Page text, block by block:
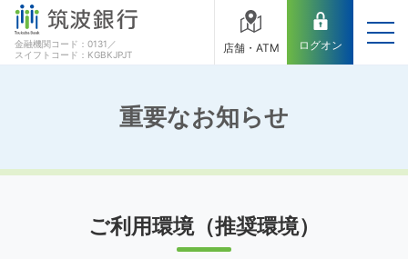
金融機関コード：0131／
スイフトコード：KGBKJPJT
店舗・ATM ログオン
重要なお知らせ
ご利用環境（推奨環境）